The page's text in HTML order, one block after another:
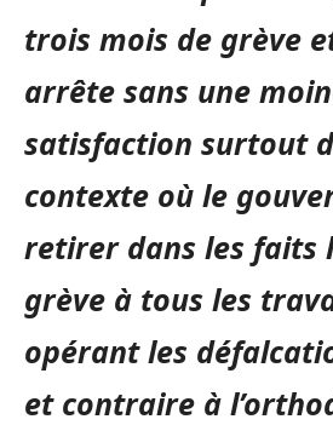
trois mois de grève
arrête sans une
satisfaction surtout
contexte où le
retirer dans les faits
grève à tous les
opérant les
et contraire à